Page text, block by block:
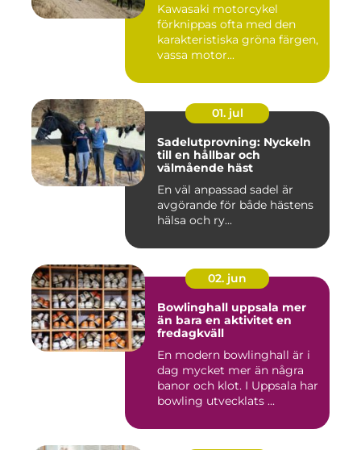
Kawasaki motorcykel
förknippas ofta med den
karakteristiska gröna färgen,
vassa motor...
01. jul
Sadelutprovning: Nyckeln
till en hållbar och
välmående häst
En väl anpassad sadel är
avgörande för både hästens
hälsa och ry...
02. jun
Bowlinghall uppsala mer
än bara en aktivitet en
fredagkväll
En modern bowlinghall är i
dag mycket mer än några
banor och klot. I Uppsala har
bowling utvecklats ...